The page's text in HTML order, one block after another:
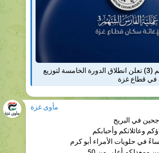
مأوى غزة
في البريج
ومعدلكم أعلى من 50
أحضروا عائلاتكم وأحبائكم وأصدقاؤكم